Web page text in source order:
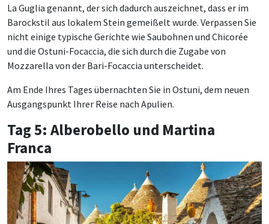
La Guglia genannt, der sich dadurch auszeichnet, dass er im
Barockstil aus lokalem Stein gemeißelt wurde. Verpassen Sie
nicht einige typische Gerichte wie Saubohnen und Chicorée
und die Ostuni-Focaccia, die sich durch die Zugabe von
Mozzarella von der Bari-Focaccia unterscheidet.
Am Ende Ihres Tages übernachten Sie in Ostuni, dem neuen
Ausgangspunkt Ihrer Reise nach Apulien.
Tag 5: Alberobello und Martina
Franca